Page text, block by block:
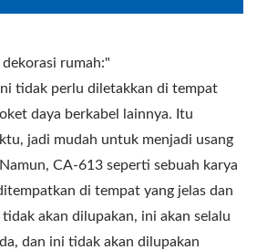
rumah:"
tidak perlu diletakkan di tempat
daya berkabel lainnya. Itu
jadi mudah untuk menjadi usang
CA-613 seperti sebuah karya
di tempat yang jelas dan
akan dilupakan, ini akan selalu
dan ini tidak akan dilupakan